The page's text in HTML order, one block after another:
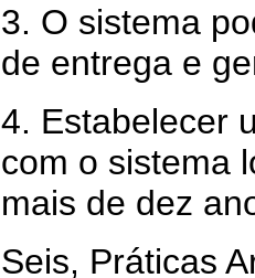
3. O sistema
de entrega e
4. Estabelecer
com o sistema
mais de dez
Seis, Práticas